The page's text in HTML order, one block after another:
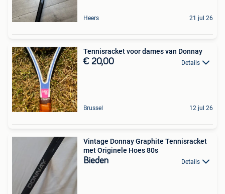
Heers 21 jul 26
Tennisracket voor dames van Donnay
€ 20,00 Details
Brussel 12 jul 26
Vintage Donnay Graphite Tennisracket
met Originele Hoes 80s
Bieden Details